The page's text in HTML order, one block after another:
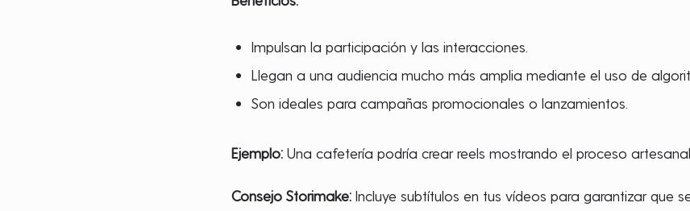
Impulsan la participación y las interacciones.
Llegan a una audiencia mucho más amplia mediante el uso de
Son ideales para campañas promocionales o lanzamientos.
Ejemplo: Una cafetería podría crear reels mostrando el proceso
Consejo Storimake: Incluye subtítulos en tus vídeos para garantizar que